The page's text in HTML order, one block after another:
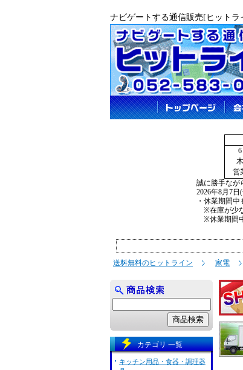
ナビゲートする通信販売[ヒットラ
6
木
営
誠に勝手なが
2026年8月7日
・休業期間
※在庫が少
※休業期間
送料無料のヒットライン 家電
カテゴリ 一覧
キッチン用品・食器・調理器